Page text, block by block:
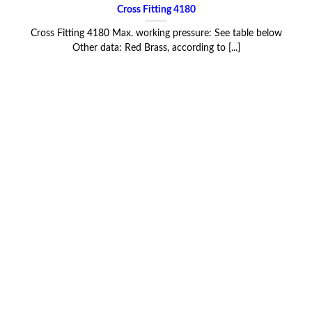
Cross Fitting 4180
Cross Fitting 4180 Max. working pressure: See table below
Other data: Red Brass, according to [...]